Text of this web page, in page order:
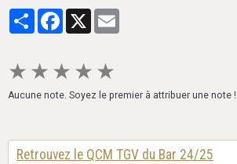
PartagerFacebook
★ ★ ★ ★ ★
Aucune note. Soyez le premier à attribuer une note !
Retrouvez le QCM TGV du Bar 24/25